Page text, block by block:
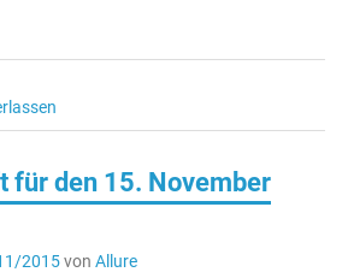
für den 15. November
2015von Allure